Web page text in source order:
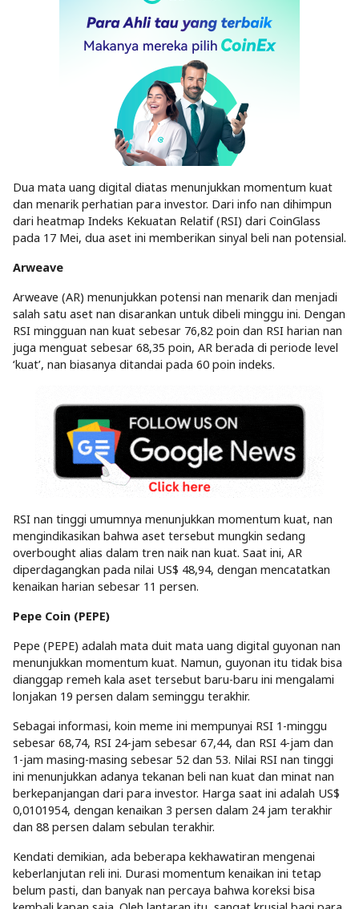
Dua mata uang digital diatas menunjukkan momentum kuat
dan menarik perhatian para investor. Dari info nan dihimpun
dari heatmap Indeks Kekuatan Relatif (RSI) dari CoinGlass
pada 17 Mei, dua aset ini memberikan sinyal beli nan potensial.
Arweave
Arweave (AR) menunjukkan potensi nan menarik dan menjadi
salah satu aset nan disarankan untuk dibeli minggu ini. Dengan
RSI mingguan nan kuat sebesar 76,82 poin dan RSI harian nan
juga menguat sebesar 68,35 poin, AR berada di periode level
‘kuat’, nan biasanya ditandai pada 60 poin indeks.
RSI nan tinggi umumnya menunjukkan momentum kuat, nan
mengindikasikan bahwa aset tersebut mungkin sedang
overbought alias dalam tren naik nan kuat. Saat ini, AR
diperdagangkan pada nilai US$ 48,94, dengan mencatatkan
kenaikan harian sebesar 11 persen.
Pepe Coin (PEPE)
Pepe (PEPE) adalah mata duit mata uang digital guyonan nan
menunjukkan momentum kuat. Namun, guyonan itu tidak bisa
dianggap remeh kala aset tersebut baru-baru ini mengalami
lonjakan 19 persen dalam seminggu terakhir.
Sebagai informasi, koin meme ini mempunyai RSI 1-minggu
sebesar 68,74, RSI 24-jam sebesar 67,44, dan RSI 4-jam dan
1-jam masing-masing sebesar 52 dan 53. Nilai RSI nan tinggi
ini menunjukkan adanya tekanan beli nan kuat dan minat nan
berkepanjangan dari para investor. Harga saat ini adalah US$
0,0101954, dengan kenaikan 3 persen dalam 24 jam terakhir
dan 88 persen dalam sebulan terakhir.
Kendati demikian, ada beberapa kekhawatiran mengenai
keberlanjutan reli ini. Durasi momentum kenaikan ini tetap
belum pasti, dan banyak nan percaya bahwa koreksi bisa